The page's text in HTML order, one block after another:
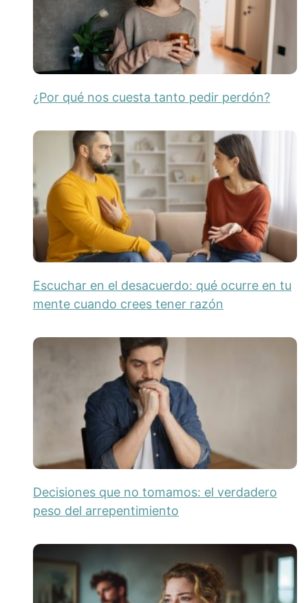
¿Por qué nos cuesta tanto pedir perdón?
Escuchar en el desacuerdo: qué ocurre en tu
mente cuando crees tener razón
Decisiones que no tomamos: el verdadero
peso del arrepentimiento